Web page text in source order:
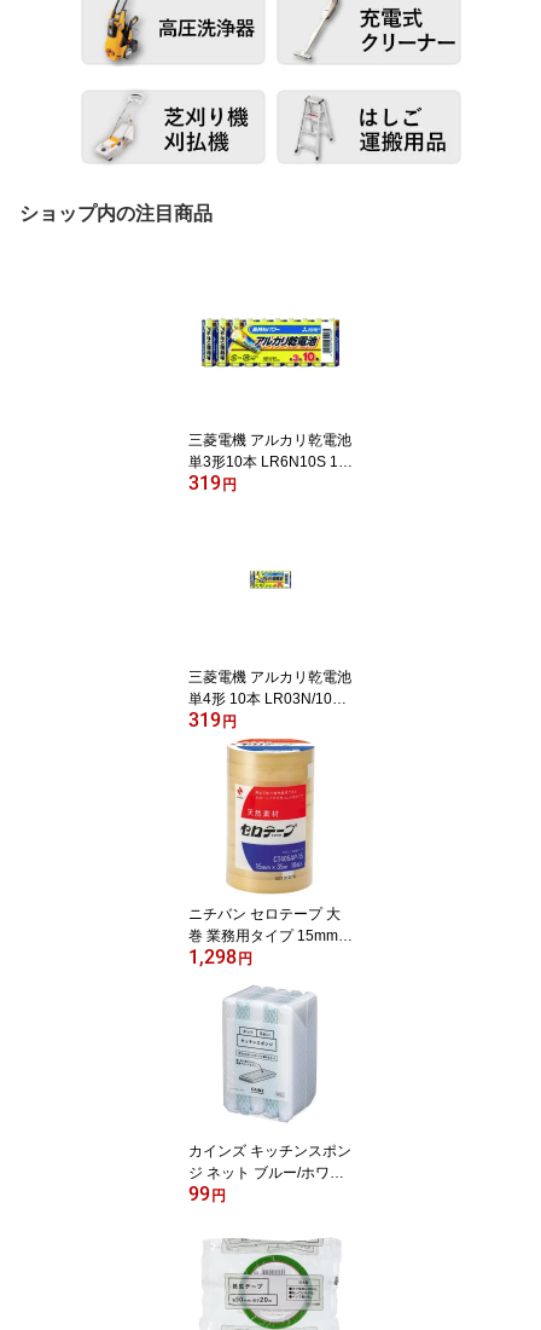
ショップ内の注目商品
三菱電機 アルカリ乾電池
単3形10本 LR6N10S 1パ
ック
319 円
三菱電機 アルカリ乾電池
単4形 10本 LR03N/10S
1セット
319 円
ニチバン セロテープ 大
巻 業務用タイプ 15mm×
35m CT405AP-15 10巻
1,298 円
カインズ キッチンスポン
ジ ネット ブルー/ホワイ
ト 5個
99 円